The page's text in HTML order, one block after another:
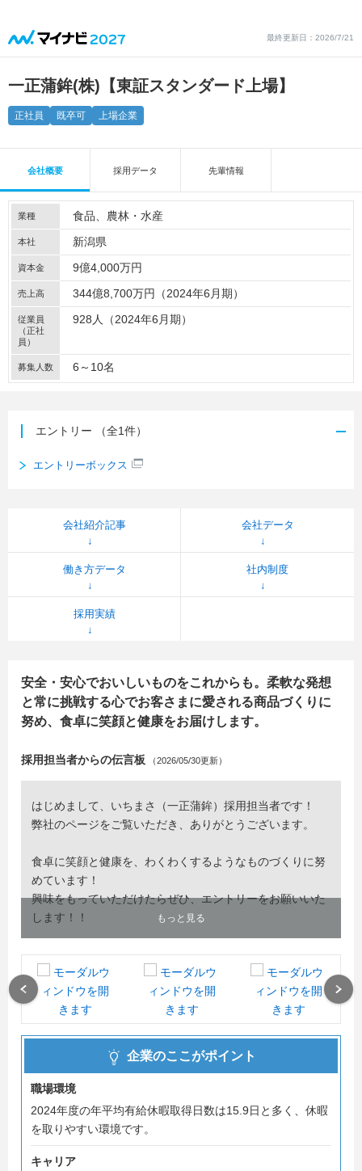
最終更新日：2026/7/21
一正蒲鉾(株)【東証スタンダード上場】
正社員 既卒可 上場企業
会社概要 採用データ 先輩情報
業種 食品 農林・水産
本社 新潟県
資本金 9億4,000万円
売上高 344億8,700万円（2024年6月期）
従業員
（正社
員）
928人（2024年6月期）
募集人数 6～10名
エントリー （全1件）
エントリーボックス
会社紹介記事 会社データ
働き方データ 社内制度
採用実績
安全・安心でおいしいものをこれからも。柔軟な発想
と常に挑戦する心でお客さまに愛される商品づくりに
努め、食卓に笑顔と健康をお届けします。
採用担当者からの伝言板 （2026/05/30更新）
はじめまして、いちまさ（一正蒲鉾）採用担当者です！
弊社のページをご覧いただき、ありがとうございます。
食卓に笑顔と健康を、わくわくするようなものづくりに努
めています！
興味をもっていただけたらぜひ、エントリーをお願いいた
します！！
一正蒲鉾（株）
採用担当
もっと見る
企業のここがポイント
職場環境
2024年度の年平均有給休暇取得日数は15.9日と多く、休暇
を取りやすい環境です。
キャリア